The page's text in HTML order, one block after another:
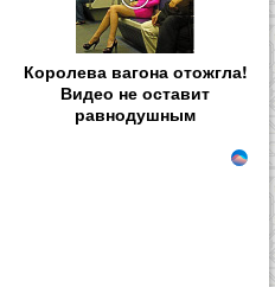
Королева вагона отожгла!
Видео не оставит
равнодушным